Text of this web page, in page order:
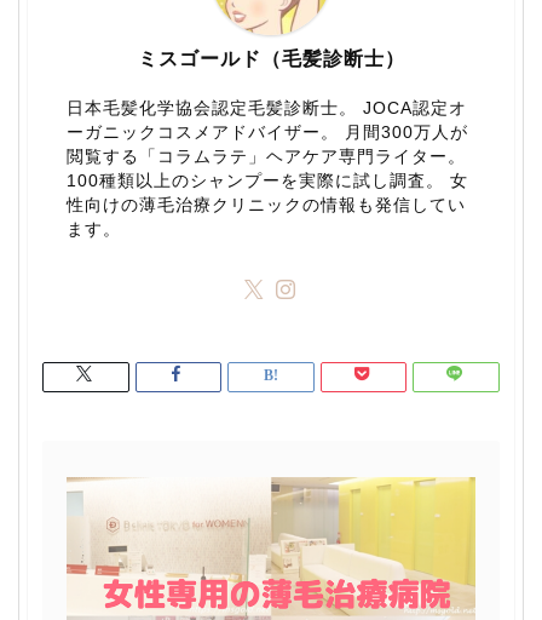
ミスゴールド（毛髪診断士）
日本毛髪化学協会認定毛髪診断士。 JOCA認定オ
ーガニックコスメアドバイザー。 月間300万人が
閲覧する「コラムラテ」ヘアケア専門ライター。
100種類以上のシャンプーを実際に試し調査。 女
性向けの薄毛治療クリニックの情報も発信してい
ます。